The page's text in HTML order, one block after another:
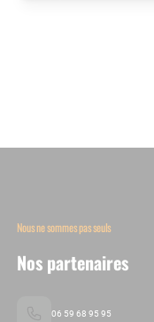
Nous ne sommes pas seuls
Nos partenaires
06 59 68 95 95